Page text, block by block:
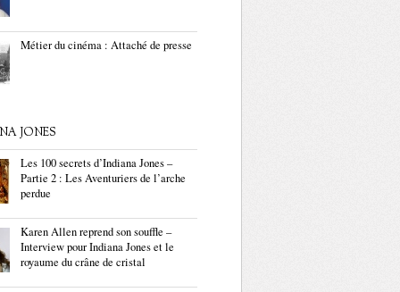
Métier du cinéma : Attaché de presse
JONES
Les 100 secrets d’Indiana Jones –
Partie 2 : Les Aventuriers de l’arche
perdue
Karen Allen reprend son souffle –
Interview pour Indiana Jones et le
royaume du crâne de cristal